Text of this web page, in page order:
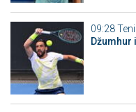
09:28
Džumhur